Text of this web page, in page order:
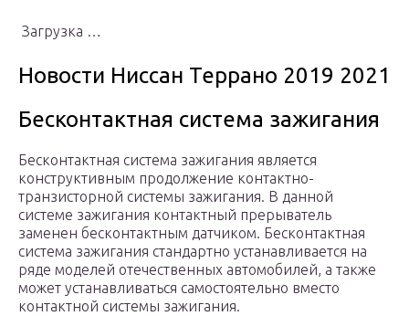
Загрузка …
Новости Ниссан Террано 2019 2021
Бесконтактная система зажигания
Бесконтактная система зажигания является
конструктивным продолжение контактно-
транзисторной системы зажигания. В данной
системе зажигания контактный прерыватель
заменен бесконтактным датчиком. Бесконтактная
система зажигания стандартно устанавливается на
ряде моделей отечественных автомобилей, а также
может устанавливаться самостоятельно вместо
контактной системы зажигания.